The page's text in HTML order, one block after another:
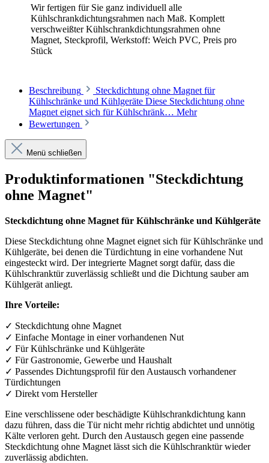
Wir fertigen für Sie ganz individuell alle
Kühlschrankdichtungsrahmen nach Maß. Komplett
verschweißter Kühlschrankdichtungsrahmen ohne
Magnet, Steckprofil, Werkstoff: Weich PVC, Preis pro
Stück
Beschreibung
Steckdichtung ohne Magnet für
Kühlschränke und Kühlgeräte Diese Steckdichtung ohne
Magnet eignet sich für Kühlschränk… Mehr
Bewertungen
Menü schließen
Produktinformationen "Steckdichtung
ohne Magnet"
Steckdichtung ohne Magnet für Kühlschränke und Kühlgeräte
Diese Steckdichtung ohne Magnet eignet sich für Kühlschränke und
Kühlgeräte, bei denen die Türdichtung in eine vorhandene Nut
eingesteckt wird. Der integrierte Magnet sorgt dafür, dass die
Kühlschranktür zuverlässig schließt und die Dichtung sauber am
Kühlgerät anliegt.
Ihre Vorteile:
✓ Steckdichtung ohne Magnet
✓ Einfache Montage in einer vorhandenen Nut
✓ Für Kühlschränke und Kühlgeräte
✓ Für Gastronomie, Gewerbe und Haushalt
✓ Passendes Dichtungsprofil für den Austausch vorhandener
Türdichtungen
✓ Direkt vom Hersteller
Eine verschlissene oder beschädigte Kühlschrankdichtung kann
dazu führen, dass die Tür nicht mehr richtig abdichtet und unnötig
Kälte verloren geht. Durch den Austausch gegen eine passende
Steckdichtung ohne Magnet lässt sich die Kühlschranktür wieder
zuverlässig abdichten.